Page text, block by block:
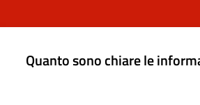
Quanto sono chiare le